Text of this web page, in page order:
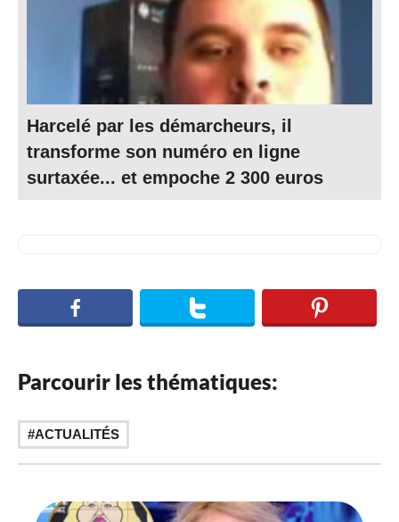
Harcelé par les démarcheurs, il
transforme son numéro en ligne
surtaxée... et empoche 2 300 euros
Parcourir les thématiques:
ACTUALITÉS